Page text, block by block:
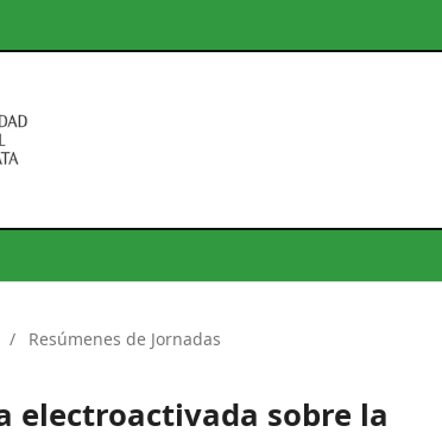
/ Resúmenes de Jornadas
electroactivada sobre la